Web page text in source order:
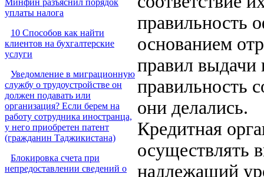
Минфин разъяснил порядок
уплаты налога
10 Способов как найти
клиентов на бухгалтерские
услуги
Уведомление в миграционную
службу о трудоустройстве он
должен подавать или
организация? Если берем на
работу сотрудника иностранца,
у него приобретен патент
(гражданин Таджикистана)
Блокировка счета при
непредоставлении сведений о
правильность
основанием
правил выдачи
правильность
они делались.
Кредитная
осуществлять
надлежащий